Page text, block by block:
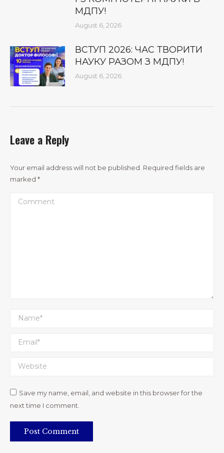
МДПУ!
August 6, 2026
ВСТУП 2026: ЧАС ТВОРИТИ
НАУКУ РАЗОМ З МДПУ!
August 6, 2026
Leave a Reply
Your email address will not be published. Required fields are
marked *
Comment
Name *
Email *
Website
Save my name, email, and website in this browser for the
next time I comment.
Post Comment